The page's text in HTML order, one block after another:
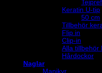
Keratin U-tip
50 cm
Tillbehör
Flip in
Clip-in
Alla tillbehör
Hårdockor
Naglar
Manikyr